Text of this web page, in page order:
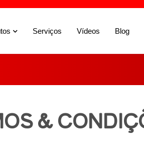
Serviços Vídeos Blog
&